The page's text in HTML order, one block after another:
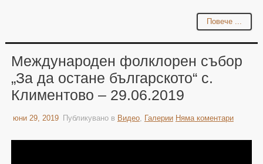
Повече ...
Международен фолклорен събор
„За да остане българското“ с.
Климентово – 29.06.2019
юни 29, 2019 Публикувано в Видео, Галерии Няма коментари